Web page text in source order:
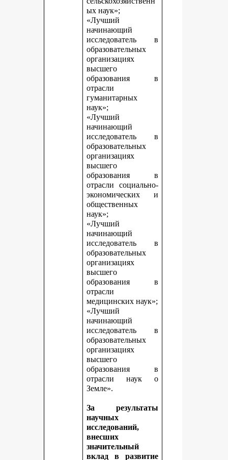
ых наук»;
«Лучший
начинающий
исследователь в
образовательных
организациях
высшего
образования в
отрасли
гуманитарных
наук»;
«Лучший
начинающий
исследователь в
образовательных
организациях
высшего
образования в
отрасли социально-
экономических и
общественных
наук»;
«Лучший
начинающий
исследователь в
образовательных
организациях
высшего
образования в
отрасли
медицинских наук»;
«Лучший
начинающий
исследователь в
образовательных
организациях
высшего
образования в
отрасли наук о
Земле».
За результаты
научных
исследований,
внесших
значительный
вклад в развитие